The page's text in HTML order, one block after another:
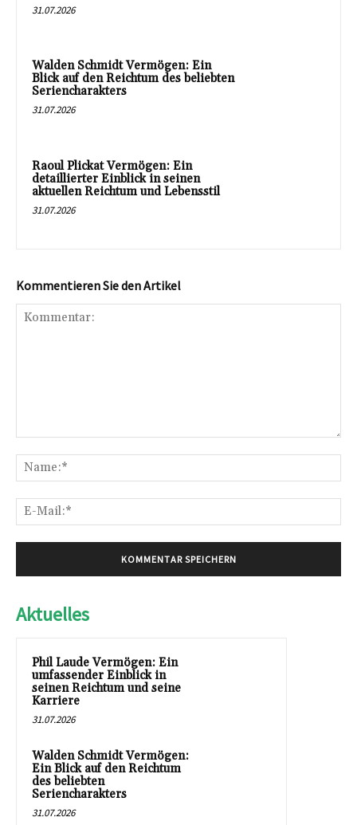
31.07.2026
Walden Schmidt Vermögen: Ein
Blick auf den Reichtum des beliebten
Seriencharakters
31.07.2026
Raoul Plickat Vermögen: Ein
detaillierter Einblick in seinen
aktuellen Reichtum und Lebensstil
31.07.2026
Kommentieren Sie den Artikel
Aktuelles
Phil Laude Vermögen: Ein
umfassender Einblick in
seinen Reichtum und seine
Karriere
31.07.2026
Walden Schmidt Vermögen:
Ein Blick auf den Reichtum
des beliebten
Seriencharakters
31.07.2026